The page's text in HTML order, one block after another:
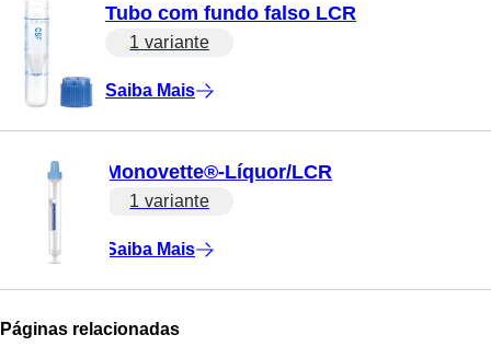
Tubo com fundo falso LCR
1 variante
Saiba Mais
Monovette®-Líquor/LCR
1 variante
Saiba Mais
Páginas relacionadas